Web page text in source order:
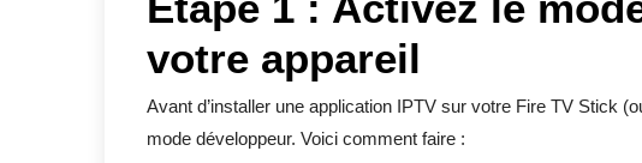
votre appareil
Avant d’installer une application IPTV sur votre Fire TV Stick
mode développeur. Voici comment faire :